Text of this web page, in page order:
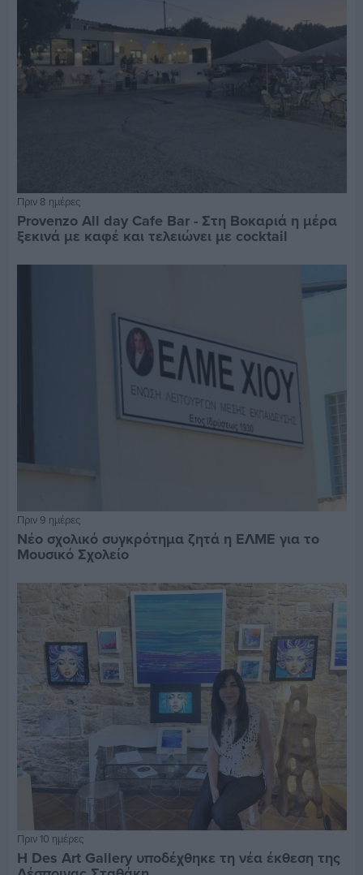
Πριν 8 ημέρες
Provenzo All day Cafe Bar - Στη Βοκαριά η μέρα
ξεκινά με καφέ και τελειώνει με cocktail
Πριν 9 ημέρες
Νέο σχολικό συγκρότημα ζητά η ΕΛΜΕ για το
Μουσικό Σχολείο
Πριν 10 ημέρες
Η Des Art Gallery υποδέχθηκε τη νέα έκθεση της